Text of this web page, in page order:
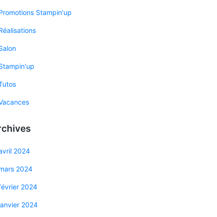
Stampin'up
2024
2024
2024
2024